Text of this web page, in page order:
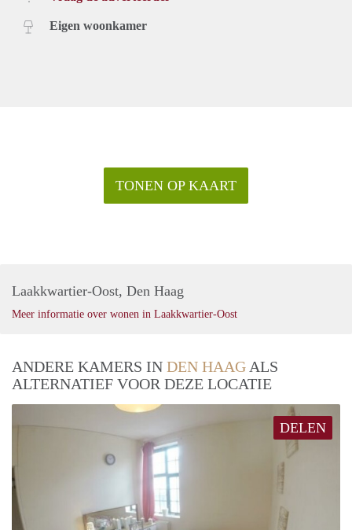
Eigen woonkamer
TONEN OP KAART
Laakkwartier-Oost, Den Haag
Meer informatie over wonen in Laakkwartier-Oost
ANDERE KAMERS IN DEN HAAG ALS
ALTERNATIEF VOOR DEZE LOCATIE
DELEN